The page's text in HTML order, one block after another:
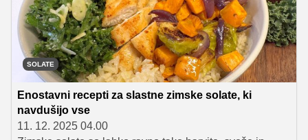
SOLATE
Enostavni recepti za slastne zimske solate, ki
navdušijo vse
11. 12. 2025 04.00